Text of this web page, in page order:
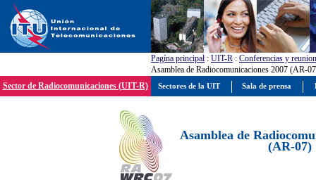
Pagína principal : UIT-R : Conferencias y
Asamblea de Radiocomunicaciones 2007 (AR-
Sector de Radiocomunicaciones (UIT-R)
Asamblea de
(AR-07)
Sectores de la UIT Sala de prensa